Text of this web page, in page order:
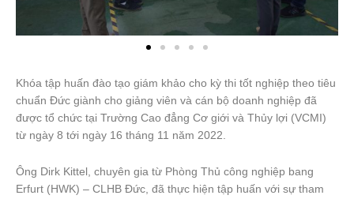
Khóa tập huấn đào tạo giám khảo cho kỳ thi tốt nghiệp theo tiêu
chuẩn Đức giành cho giảng viên và cán bộ doanh nghiệp đã
được tổ chức tại Trường Cao đẳng Cơ giới và Thủy lợi (VCMI)
từ ngày 8 tới ngày 16 tháng 11 năm 2022.
Ông Dirk Kittel, chuyên gia từ Phòng Thủ công nghiệp bang
Erfurt (HWK) – CLHB Đức, đã thực hiện tập huấn với sự tham